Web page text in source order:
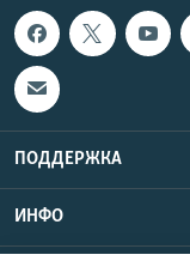
ПОДДЕРЖКА
ИНФО